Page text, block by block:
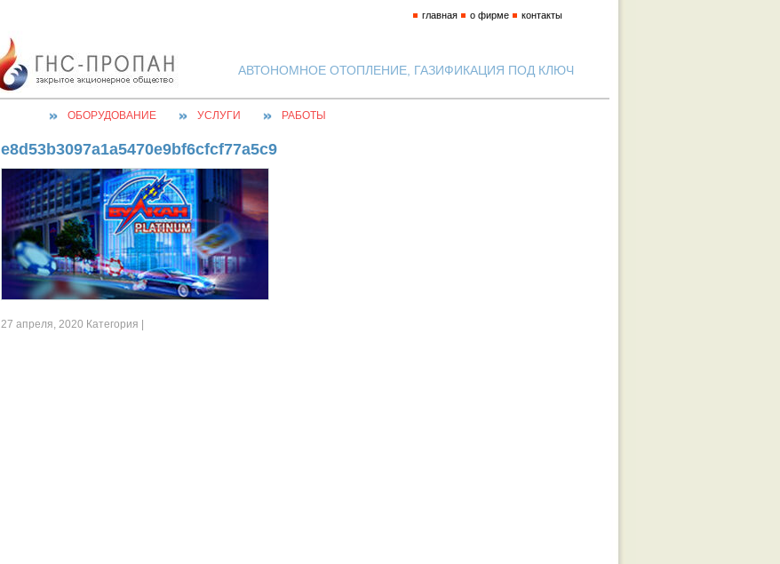
АВТОНОМНОЕ ОТОПЛЕНИЕ, ГАЗИФИКАЦИЯ ПОД КЛЮЧ
главная о фирме контакты
ОБОРУДОВАНИЕ УСЛУГИ РАБОТЫ
e8d53b3097a1a5470e9bf6cfcf77a5c9
27 апреля, 2020 Категория |